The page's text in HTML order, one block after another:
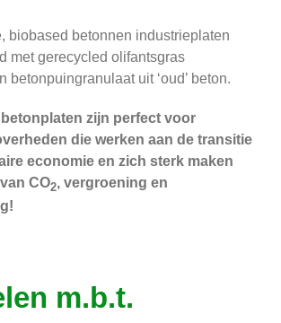
biobased betonnen industrieplaten
met gerecycled olifantsgras
betonpuingranulaat uit ‘oud’ beton.
zijn perfect voor
die werken aan de transitie
economie en zich sterk maken
CO2, vergroening en
m.b.t.